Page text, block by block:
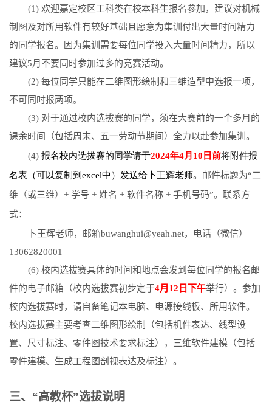
(1) 欢迎嘉定校区工科类在校本科生报名参加，建议对机械
制图及对所用软件有较好基础且愿意为集训付出大量时间精力
的同学报名。因为集训需要每位同学投入大量时间精力，所以
建议5月不要同时参加过多的竞赛活动。
(2) 每位同学只能在二维图形绘制和三维造型中选报一项，
不可同时报两项。
(3) 对于通过校内选拔赛的同学，须在大赛前的一个多月的
课余时间（包括周末、五一劳动节期间）全力以赴参加集训。
(4) 报名校内选拔赛的同学请于2024年4月 10 日前将附件报
名表（可以复制到 excel中 ） 发送给卜王辉老师。 邮件标题为“二
维（或三维） + 学号 + 姓名 + 软件名称 + 手机号码”。联系方
式：
卜王辉老师，邮箱buwanghui@yeah.net，
电话（微信）
13062820001
(6) 校内选拔赛具体的时间和地点会发到每位同学的报名邮
件的电子邮箱（校内选拔赛初步定于4月 12 日下午举行）。参加
校内选拔赛时，请自备笔记本电脑、电源接线板、所用软件。
校内选拔赛主要考查二维图形绘制（包括机件表达、线型设
置、尺寸标注、零件图技术要求标注），三维软件建模（包括
零件建模、生成工程图剖视表达及标注）。
三、“高教杯”选拔说明